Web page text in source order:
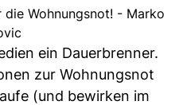
Wohnungsnot! - Marko
ein Dauerbrenner.
zur Wohnungsnot
(und bewirken im